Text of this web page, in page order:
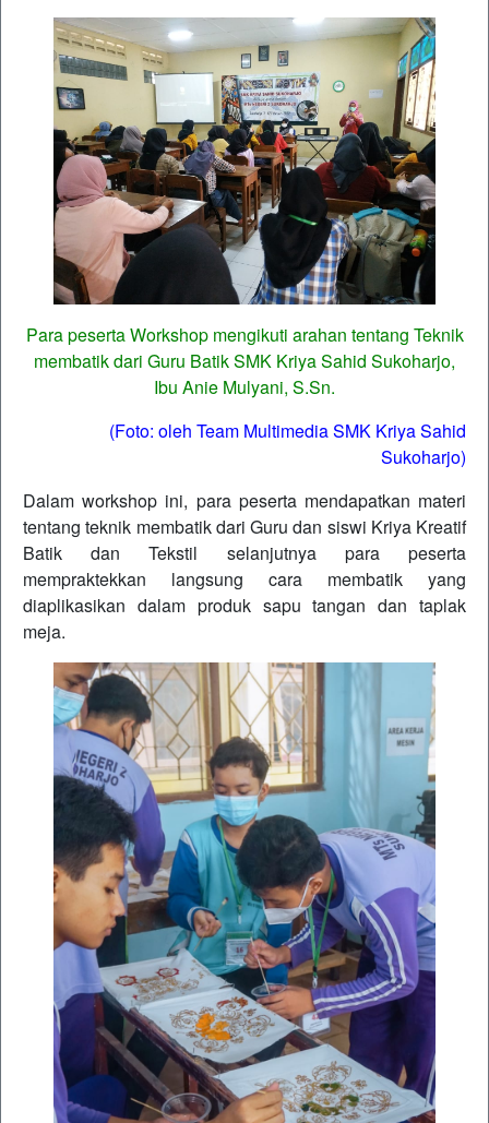
Para peserta Workshop mengikuti arahan tentang Teknik
membatik dari Guru Batik SMK Kriya Sahid Sukoharjo,
Ibu Anie Mulyani, S.Sn.
(Foto: oleh Team Multimedia SMK Kriya Sahid
Sukoharjo)
Dalam workshop ini, para peserta mendapatkan materi
tentang teknik membatik dari Guru dan siswi Kriya Kreatif
Batik dan Tekstil selanjutnya para peserta
mempraktekkan langsung cara membatik yang
diaplikasikan dalam produk sapu tangan dan taplak
meja.